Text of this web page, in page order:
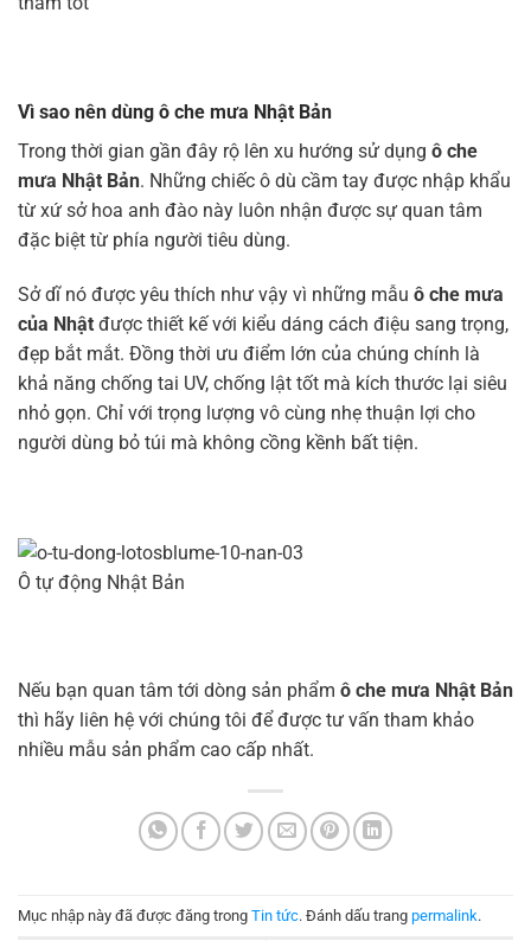
Vì sao nên dùng ô che mưa Nhật Bản
Trong thời gian gần đây rộ lên xu hướng sử dụng ô che
mưa Nhật Bản. Những chiếc ô dù cầm tay được nhập khẩu
từ xứ sở hoa anh đào này luôn nhận được sự quan tâm
đặc biệt từ phía người tiêu dùng.
Sở dĩ nó được yêu thích như vậy vì những mẫu ô che mưa
của Nhật được thiết kế với kiểu dáng cách điệu sang trọng,
đẹp bắt mắt. Đồng thời ưu điểm lớn của chúng chính là
khả năng chống tai UV, chống lật tốt mà kích thước lại siêu
nhỏ gọn. Chỉ với trọng lượng vô cùng nhẹ thuận lợi cho
người dùng bỏ túi mà không cồng kềnh bất tiện.
Ô tự động Nhật Bản
Nếu bạn quan tâm tới dòng sản phẩm ô che mưa Nhật Bản
thì hãy liên hệ với chúng tôi để được tư vấn tham khảo
nhiều mẫu sản phẩm cao cấp nhất.
Mục nhập này đã được đăng trong Tin tức. Đánh dấu trang permalink.